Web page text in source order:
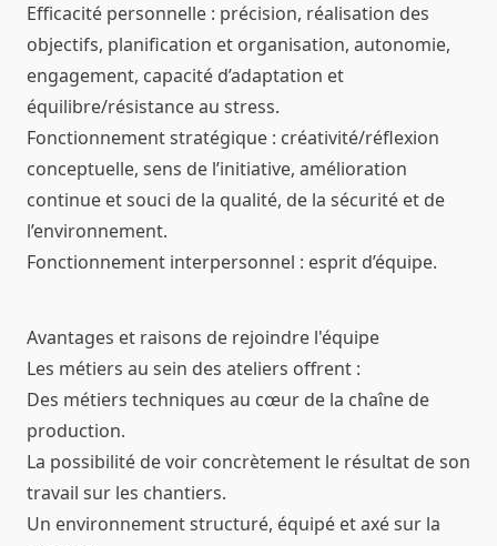
Efficacité personnelle : précision, réalisation des
objectifs, planification et organisation, autonomie,
engagement, capacité d’adaptation et
équilibre/résistance au stress.
Fonctionnement stratégique : créativité/réflexion
conceptuelle, sens de l’initiative, amélioration
continue et souci de la qualité, de la sécurité et de
l’environnement.
Fonctionnement interpersonnel : esprit d’équipe.
Avantages et raisons de rejoindre l'équipe
Les métiers au sein des ateliers offrent :
Des métiers techniques au cœur de la chaîne de
production.
La possibilité de voir concrètement le résultat de son
travail sur les chantiers.
Un environnement structuré, équipé et axé sur la